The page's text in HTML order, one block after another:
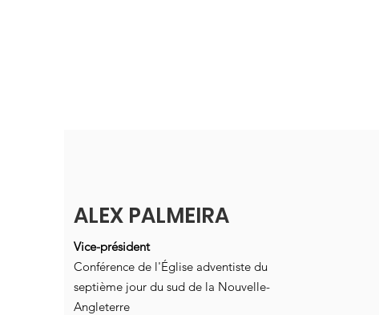
ALEX PALMEIRA
Vice-président
Conférence de l'Église adventiste du
septième jour du sud de la Nouvelle-
Angleterre